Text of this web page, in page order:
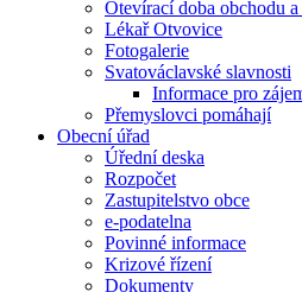
Otevírací doba obchodu
Lékař Otvovice
Fotogalerie
Svatováclavské slavnosti
Informace pro
Přemyslovci pomáhají
Obecní úřad
Úřední deska
Rozpočet
Zastupitelstvo obce
e-podatelna
Povinné informace
Krizové řízení
Dokumenty